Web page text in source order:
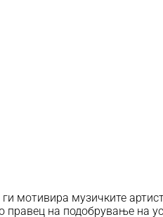
музичките
на подобрување на